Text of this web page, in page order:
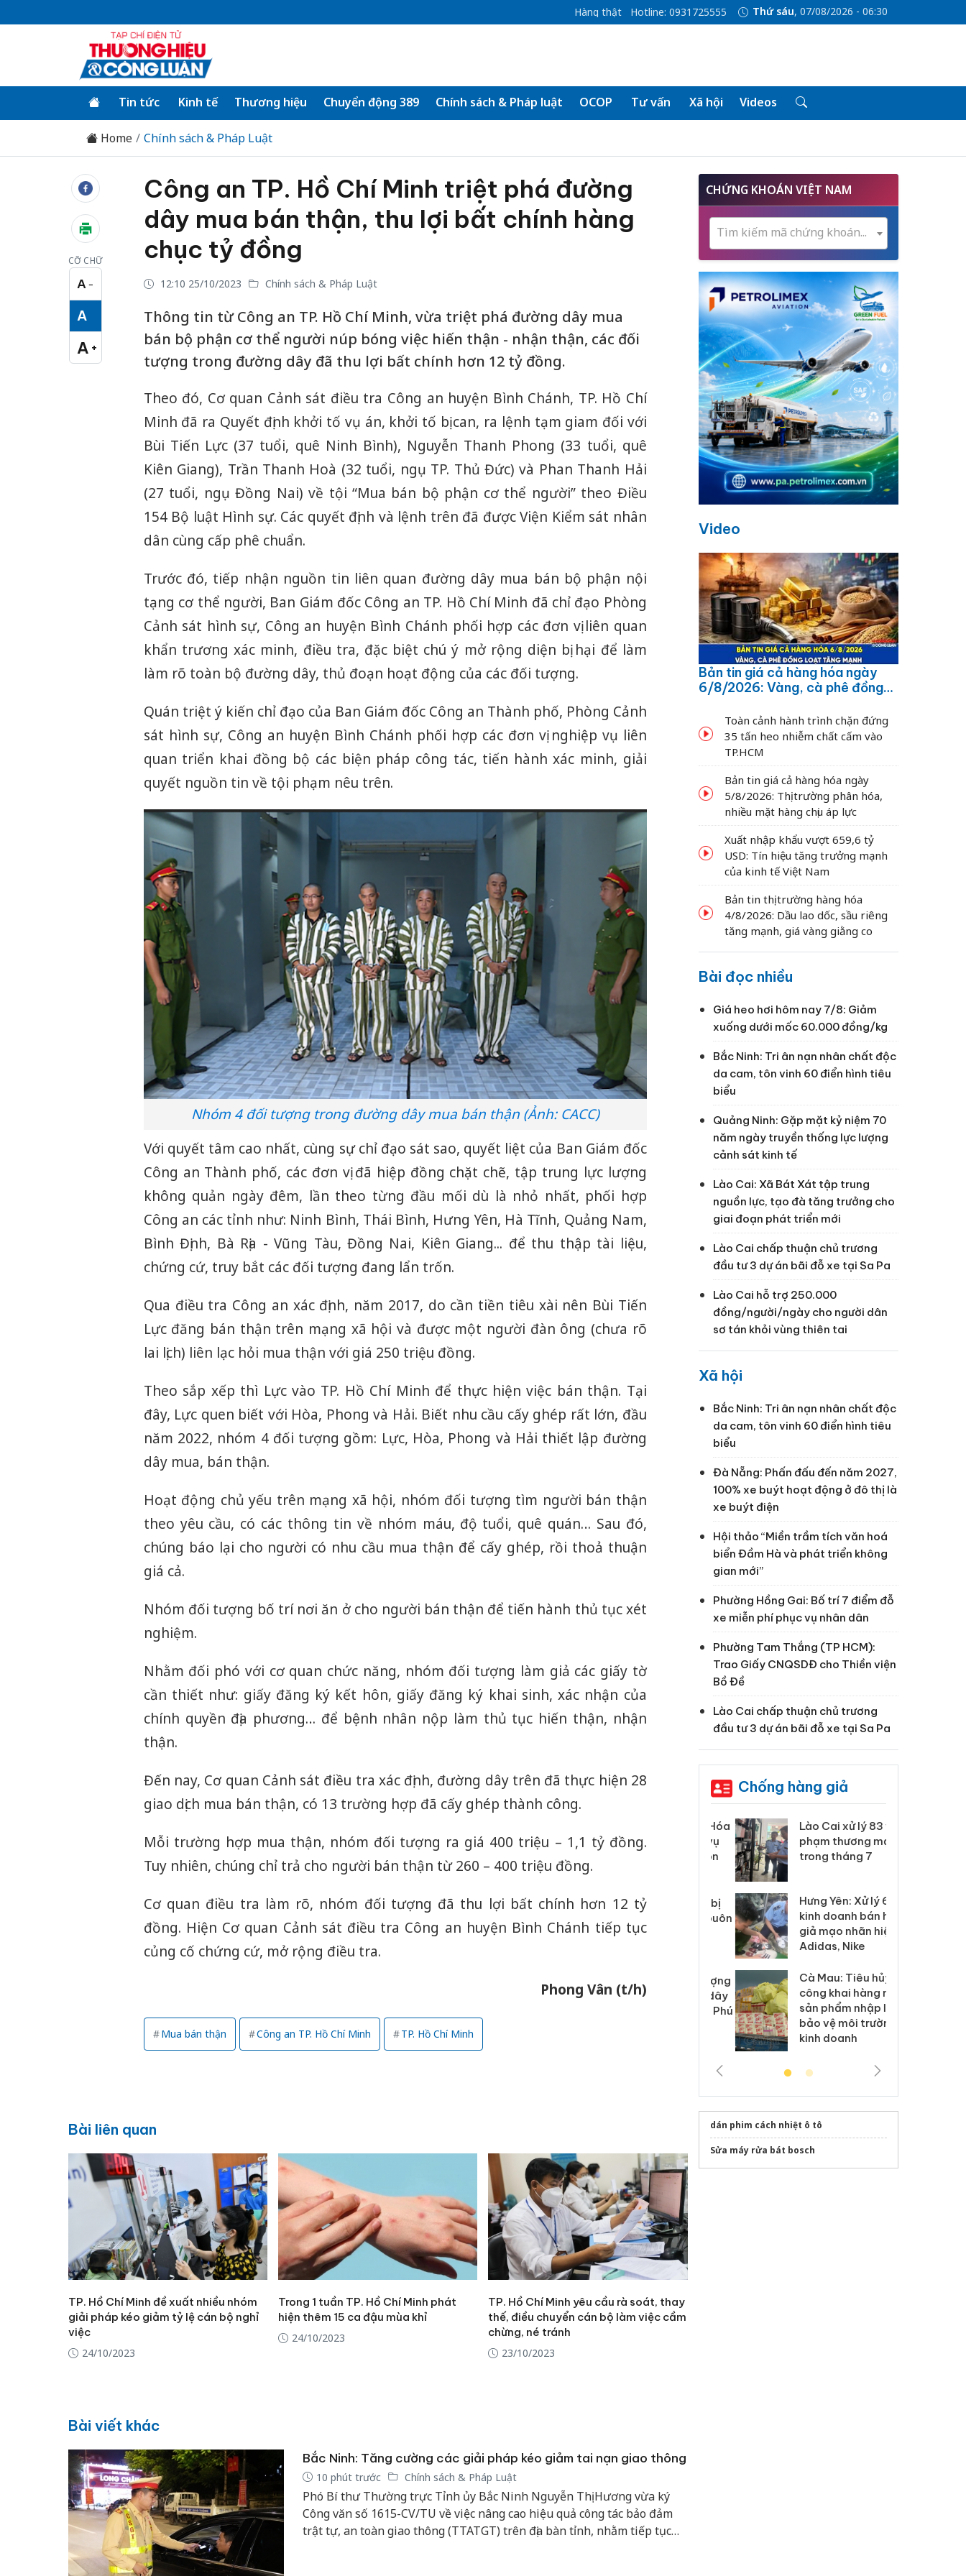
Hàng thật Hotline: 0931725555 Thứ sáu, 07/08/2026 - 06:30
Tin tức Kinh tế Thương hiệu Chuyển động 389 Chính sách & Pháp luật OCOP Tư vấn Xã hội Videos
Home Chính sách & Pháp Luật
CỠ CHỮ
A −
Cỡ chữ nhỏ
A
Cỡ chữ vừa
A +
Cỡ chữ lớn
Công an TP. Hồ Chí Minh triệt phá đường
dây mua bán thận, thu lợi bất chính hàng
chục tỷ đồng
12:10 25/10/2023 Chính sách & Pháp Luật
Thông tin từ Công an TP. Hồ Chí Minh, vừa triệt phá đường dây mua
bán bộ phận cơ thể người núp bóng việc hiến thận - nhận thận, các đối
tượng trong đường dây đã thu lợi bất chính hơn 12 tỷ đồng.
Theo đó, Cơ quan Cảnh sát điều tra Công an huyện Bình Chánh, TP. Hồ Chí
Minh đã ra Quyết định khởi tố vụ án, khởi tố bị can, ra lệnh tạm giam đối với
Bùi Tiến Lực (37 tuổi, quê Ninh Bình), Nguyễn Thanh Phong (33 tuổi, quê
Kiên Giang), Trần Thanh Hoà (32 tuổi, ngụ TP. Thủ Đức) và Phan Thanh Hải
(27 tuổi, ngụ Đồng Nai) về tội “Mua bán bộ phận cơ thể người” theo Điều
154 Bộ luật Hình sự. Các quyết định và lệnh trên đã được Viện Kiểm sát nhân
dân cùng cấp phê chuẩn.
Trước đó, tiếp nhận nguồn tin liên quan đường dây mua bán bộ phận nội
tạng cơ thể người, Ban Giám đốc Công an TP. Hồ Chí Minh đã chỉ đạo Phòng
Cảnh sát hình sự, Công an huyện Bình Chánh phối hợp các đơn vị liên quan
khẩn trương xác minh, điều tra, đặc biệt chú ý mở rộng diện bị hại để làm
làm rõ toàn bộ đường dây, thủ đoạn hoạt động của các đối tượng.
Quán triệt ý kiến chỉ đạo của Ban Giám đốc Công an Thành phố, Phòng Cảnh
sát hình sự, Công an huyện Bình Chánh phối hợp các đơn vị nghiệp vụ liên
quan triển khai đồng bộ các biện pháp công tác, tiến hành xác minh, giải
quyết nguồn tin về tội phạm nêu trên.
Nhóm 4 đối tượng trong đường dây mua bán thận (Ảnh: CACC)
Với quyết tâm cao nhất, cùng sự chỉ đạo sát sao, quyết liệt của Ban Giám đốc
Công an Thành phố, các đơn vị đã hiệp đồng chặt chẽ, tập trung lực lượng
không quản ngày đêm, lần theo từng đầu mối dù là nhỏ nhất, phối hợp
Công an các tỉnh như: Ninh Bình, Thái Bình, Hưng Yên, Hà Tĩnh, Quảng Nam,
Bình Định, Bà Rịa - Vũng Tàu, Đồng Nai, Kiên Giang... để thu thập tài liệu,
chứng cứ, truy bắt các đối tượng đang lẩn trốn.
Qua điều tra Công an xác định, năm 2017, do cần tiền tiêu xài nên Bùi Tiến
Lực đăng bán thận trên mạng xã hội và được một người đàn ông (chưa rõ
lai lịch) liên lạc hỏi mua thận với giá 250 triệu đồng.
Theo sắp xếp thì Lực vào TP. Hồ Chí Minh để thực hiện việc bán thận. Tại
đây, Lực quen biết với Hòa, Phong và Hải. Biết nhu cầu cấy ghép rất lớn, đầu
năm 2022, nhóm 4 đối tượng gồm: Lực, Hòa, Phong và Hải thiết lập đường
dây mua, bán thận.
Hoạt động chủ yếu trên mạng xã hội, nhóm đối tượng tìm người bán thận
theo yêu cầu, có các thông tin về nhóm máu, độ tuổi, quê quán… Sau đó,
chúng báo lại cho người có nhu cầu mua thận để cấy ghép, rồi thoả thuận
giá cả.
Nhóm đối tượng bố trí nơi ăn ở cho người bán thận để tiến hành thủ tục xét
nghiệm.
Nhằm đối phó với cơ quan chức năng, nhóm đối tượng làm giả các giấy tờ
cần thiết như: giấy đăng ký kết hôn, giấy đăng ký khai sinh, xác nhận của
chính quyền địa phương… để bệnh nhân nộp làm thủ tục hiến thận, nhận
thận.
Đến nay, Cơ quan Cảnh sát điều tra xác định, đường dây trên đã thực hiện 28
giao dịch mua bán thận, có 13 trường hợp đã cấy ghép thành công.
Mỗi trường hợp mua thận, nhóm đối tượng ra giá 400 triệu – 1,1 tỷ đồng.
Tuy nhiên, chúng chỉ trả cho người bán thận từ 260 – 400 triệu đồng.
Cơ quan điều tra làm rõ, nhóm đối tượng đã thu lợi bất chính hơn 12 tỷ
đồng. Hiện Cơ quan Cảnh sát điều tra Công an huyện Bình Chánh tiếp tục
củng cố chứng cứ, mở rộng điều tra.
Phong Vân (t/h)
Mua bán thận Công an TP. Hồ Chí Minh TP. Hồ Chí Minh
Bài liên quan
TP. Hồ Chí Minh đề xuất nhiều nhóm
giải pháp kéo giảm tỷ lệ cán bộ nghỉ
việc
24/10/2023
Trong 1 tuần TP. Hồ Chí Minh phát
hiện thêm 15 ca đậu mùa khỉ
24/10/2023
TP. Hồ Chí Minh yêu cầu rà soát, thay
thế, điều chuyển cán bộ làm việc cầm
chừng, né tránh
23/10/2023
Bài viết khác
Bắc Ninh: Tăng cường các giải pháp kéo giảm tai nạn giao thông
10 phút trước Chính sách & Pháp Luật
Phó Bí thư Thường trực Tỉnh ủy Bắc Ninh Nguyễn Thị Hương vừa ký
Công văn số 1615-CV/TU về việc nâng cao hiệu quả công tác bảo đảm
trật tự, an toàn giao thông (TTATGT) trên địa bàn tỉnh, nhằm tiếp tục
CHỨNG KHOÁN VIỆT NAM
Tìm kiếm mã chứng khoán...
Video
Bản tin giá cả hàng hóa ngày
6/8/2026: Vàng, cà phê đồng
Toàn cảnh hành trình chặn đứng
35 tấn heo nhiễm chất cấm vào
TP.HCM
Bản tin giá cả hàng hóa ngày
5/8/2026: Thị trường phân hóa,
nhiều mặt hàng chịu áp lực
Xuất nhập khẩu vượt 659,6 tỷ
USD: Tín hiệu tăng trưởng mạnh
của kinh tế Việt Nam
Bản tin thị trường hàng hóa
4/8/2026: Dầu lao dốc, sầu riêng
tăng mạnh, giá vàng giằng co
Bài đọc nhiều
Giá heo hơi hôm nay 7/8: Giảm
xuống dưới mốc 60.000 đồng/kg
Bắc Ninh: Tri ân nạn nhân chất độc
da cam, tôn vinh 60 điển hình tiêu
biểu
Quảng Ninh: Gặp mặt kỷ niệm 70
năm ngày truyền thống lực lượng
cảnh sát kinh tế
Lào Cai: Xã Bát Xát tập trung
nguồn lực, tạo đà tăng trưởng cho
giai đoạn phát triển mới
Lào Cai chấp thuận chủ trương
đầu tư 3 dự án bãi đỗ xe tại Sa Pa
Lào Cai hỗ trợ 250.000
đồng/người/ngày cho người dân
sơ tán khỏi vùng thiên tai
Xã hội
Bắc Ninh: Tri ân nạn nhân chất độc
da cam, tôn vinh 60 điển hình tiêu
biểu
Đà Nẵng: Phấn đấu đến năm 2027,
100% xe buýt hoạt động ở đô thị là
xe buýt điện
Hội thảo “Miền trầm tích văn hoá
biển Đầm Hà và phát triển không
gian mới”
Phường Hồng Gai: Bố trí 7 điểm đỗ
xe miễn phí phục vụ nhân dân
Phường Tam Thắng (TP HCM):
Trao Giấy CNQSDĐ cho Thiền viện
Bồ Đề
Lào Cai chấp thuận chủ trương
đầu tư 3 dự án bãi đỗ xe tại Sa Pa
Chống hàng giả
tìm bị hại trong vụ
Thanh Hóa: Tìm bị
hại trong vụ án buôn
bán bình sữa
An Giang: Đối tượng
chủ mưu đường dây
Lào Cai xử lý 83 vụ vi
phạm thương mại
trong tháng 7
Hưng Yên: Xử lý 6 hộ
kinh doanh bán hàng
giả mạo nhãn hiệu
Adidas, Nike
Cà Mau: Tiêu hủy
công khai hàng ngàn
sản phẩm nhập lậu,
bảo vệ môi trường
kinh doanh
dán phim cách nhiệt ô tô
Sửa máy rửa bát bosch